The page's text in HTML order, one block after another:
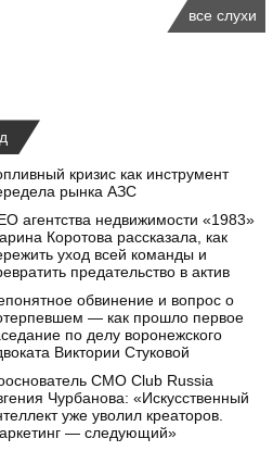
все слухи
кризис как инструмент
рынка АЗС
агентства недвижимости «1983»
Коротова рассказала, как
уход всей команды и
предательство в актив
обвинение и вопрос о
— как прошло первое
по делу воронежского
Виктории Стуковой
CMO Club Russia
Чурбанова: «Искусственный
уже уволил креаторов.
— следующий»